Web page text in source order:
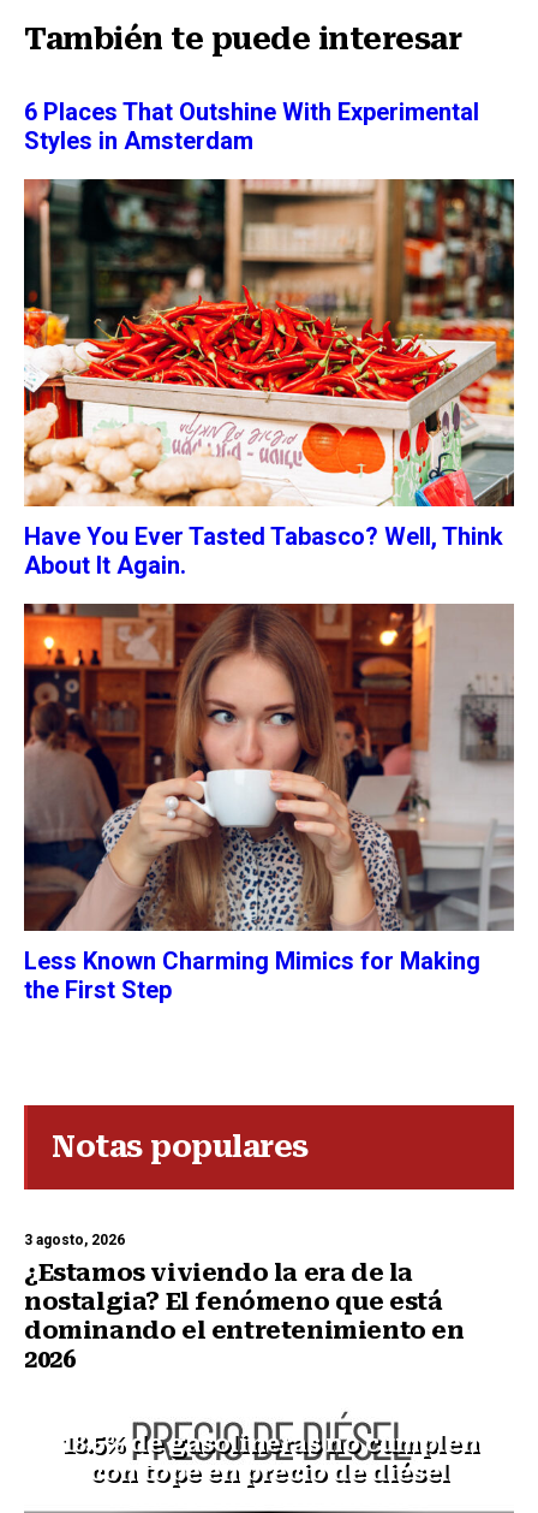
También te puede interesar
6 Places That Outshine With Experimental
Styles in Amsterdam
Have You Ever Tasted Tabasco? Well, Think
About It Again.
Less Known Charming Mimics for Making
the First Step
Notas populares
3 agosto, 2026
¿Estamos viviendo la era de la
nostalgia? El fenómeno que está
dominando el entretenimiento en
2026
18.5% de gasolineras no cumplen
con tope en precio de diésel